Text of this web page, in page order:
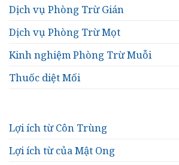
Dịch vụ Phòng Trừ Gián
Dịch vụ Phòng Trừ Mọt
Kinh nghiệm Phòng Trừ Muỗi
Thuốc diệt Mối
Lợi ích từ Côn Trùng
Lợi ích từ của Mật Ong